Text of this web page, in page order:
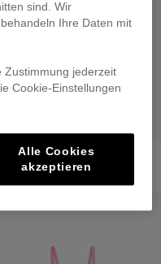
2-Piece Swimwear
€ 65,00
sind. Wir
Ihre Daten mit
Zustimmung jederzeit
Cookie-Einstellungen
Alle Cookies
akzeptieren